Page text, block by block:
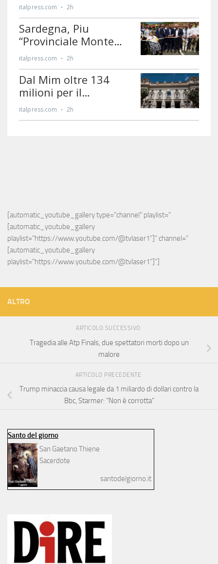
[automatic_youtube_gallery type="channel" playlist="
[automatic_youtube_gallery
playlist="https://www.youtube.com/@tvlaser1"]" channel="
[automatic_youtube_gallery
playlist="https://www.youtube.com/@tvlaser1"]"]
ALTRO
ARTICOLO SUCCESSIVO
Tragedia alle Atp Finals, due spettatori morti dopo un
malore
ARTICOLO PRECEDENTE
Trump minaccia causa legale da 1 miliardo di dollari contro la
Bbc, Starmer: “Non è corrotta”
Santo del giorno
San Gaetano Thiene
Sacerdote
santodelgiorno.it